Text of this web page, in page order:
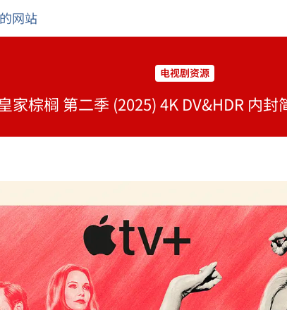
网站
电视剧资源
家棕榈 第二季 (2025) 4K DV&HDR 内